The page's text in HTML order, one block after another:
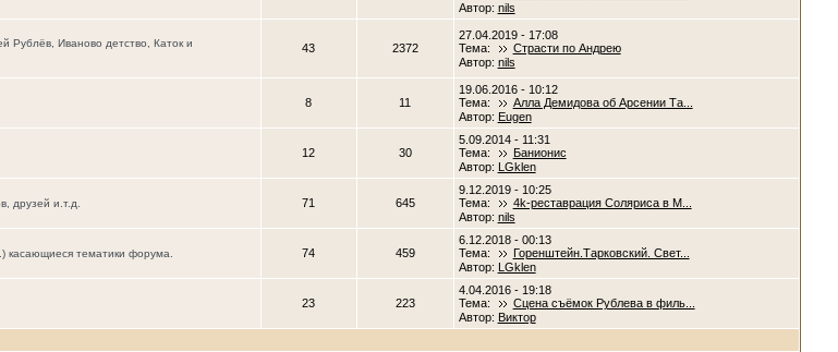
Автор: nils
Рублёв, Иваново детство, Каток и
43 2372
27.04.2019 - 17:08
Тема:
Страсти по Андрею
Автор: nils
8 11
19.06.2016 - 10:12
Тема:
Алла Демидова об Арсении Та...
Автор: Eugen
12 30
5.09.2014 - 11:31
Тема:
Банионис
Автор: LGklen
друзей и.т.д.
71 645
9.12.2019 - 10:25
Тема:
4k-реставрация Соляриса в М...
Автор: nils
касающиеся тематики форума.
74 459
6.12.2018 - 00:13
Тема:
Горенштейн.Тарковский. Свет...
Автор: LGklen
23 223
4.04.2016 - 19:18
Тема:
Сцена съёмок Рублева в филь...
Автор: Виктор